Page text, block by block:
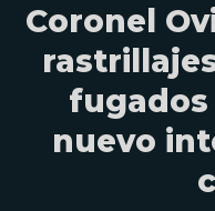
Coronel
fugados
nuevo